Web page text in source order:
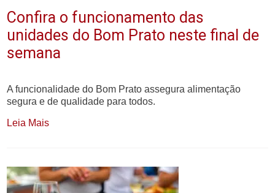
Confira o funcionamento das
unidades do Bom Prato neste final de
semana
A funcionalidade do Bom Prato assegura alimentação
segura e de qualidade para todos.
Leia Mais